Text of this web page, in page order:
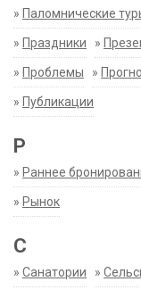
» Паломнические
» Праздники »
» Проблемы »
» Публикации
Р
» Раннее
» Рынок
С
» Санатории »